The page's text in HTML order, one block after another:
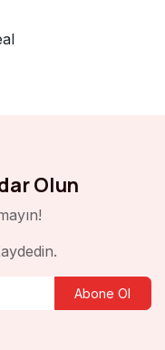
Olun
Abone Ol